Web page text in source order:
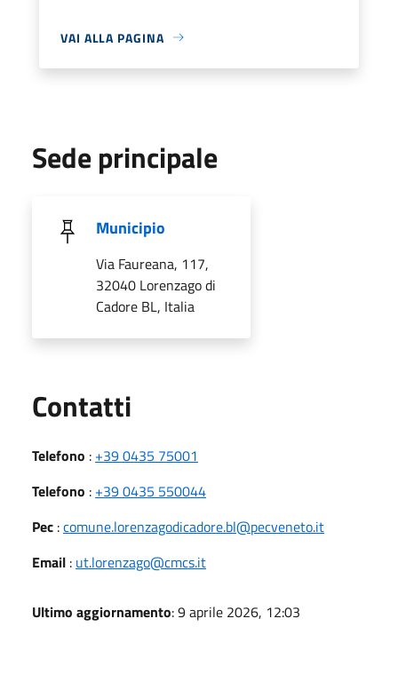
VAI ALLA PAGINA
Sede principale
Municipio
Via Faureana, 117,
32040 Lorenzago di
Cadore BL, Italia
Contatti
Telefono : +39 0435 75001
Telefono : +39 0435 550044
Pec :comune.lorenzagodicadore.bl@pecveneto.it
Email : ut.lorenzago@cmcs.it
Ultimo aggiornamento: 9 aprile 2026, 12:03